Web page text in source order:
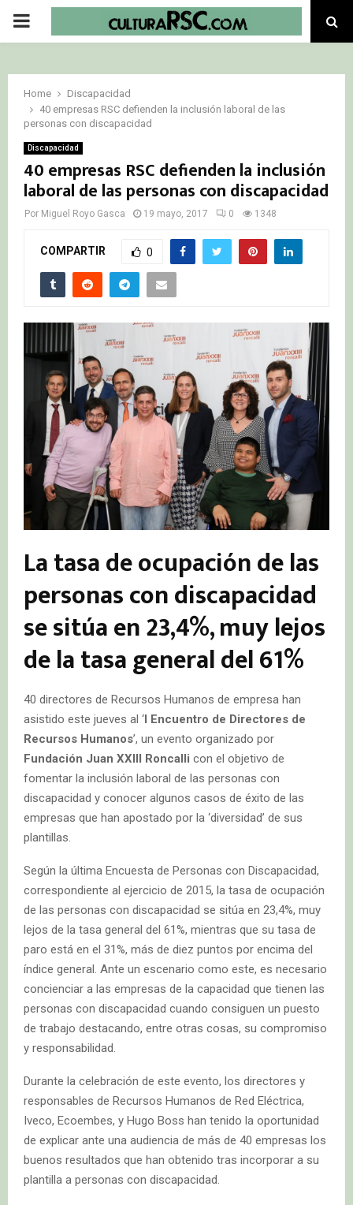
PRIMARY
Home
Discapacidad
40 empresas RSC defienden la inclusión laboral de las
personas con discapacidad
Discapacidad
40 empresas RSC defienden la inclusión
laboral de las personas con discapacidad
Por Miguel Royo Gasca 19 mayo, 2017 0 1348
COMPARTIR 0
La tasa de ocupación de las
personas con discapacidad
se sitúa en 23,4%, muy lejos
de la tasa general del 61%
40 directores de Recursos Humanos de empresa han
asistido este jueves al ‘ I Encuentro de Directores de
Recursos Humanos’, un evento organizado por
Fundación Juan XXIII Roncalli con el objetivo de
fomentar la inclusión laboral de las personas con
discapacidad y conocer algunos casos de éxito de las
empresas que han apostado por la ‘diversidad’ de sus
plantillas.
Según la última Encuesta de Personas con Discapacidad,
correspondiente al ejercicio de 2015, la tasa de ocupación
de las personas con discapacidad se sitúa en 23,4%, muy
lejos de la tasa general del 61%, mientras que su tasa de
paro está en el 31%, más de diez puntos por encima del
índice general. Ante un escenario como este, es necesario
concienciar a las empresas de la capacidad que tienen las
personas con discapacidad cuando consiguen un puesto
de trabajo destacando, entre otras cosas, su compromiso
y responsabilidad.
Durante la celebración de este evento, los directores y
responsables de Recursos Humanos de Red Eléctrica,
Iveco, Ecoembes, y Hugo Boss han tenido la oportunidad
de explicar ante una audiencia de más de 40 empresas los
buenos resultados que han obtenido tras incorporar a su
plantilla a personas con discapacidad.